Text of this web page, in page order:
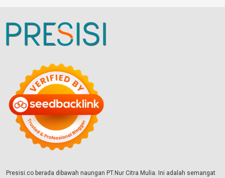
Presisi.co berada dibawah naungan PT.Nur Citra Mulia. Ini adalah semangat